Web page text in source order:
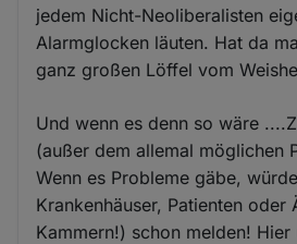
jedem Nicht-Neoliberalisten
Alarmglocken läuten. Hat da
ganz großen Löffel vom
Und wenn es denn so wäre
(außer dem allemal möglichen
Wenn es Probleme gäbe,
Krankenhäuser, Patienten oder
Kammern!) schon melden! Hier